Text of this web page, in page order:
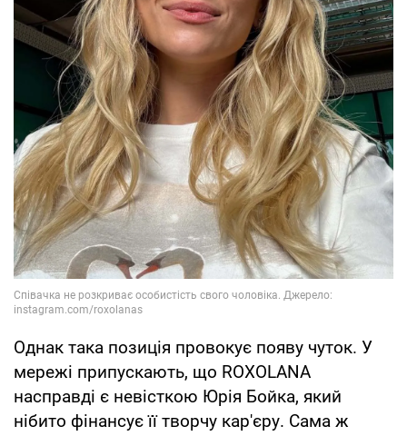
Однак така позиція провокує появу чуток. У
мережі припускають, що ROXOLANA
насправді є невісткою Юрія Бойка, який
нібито фінансує її творчу кар'єру. Сама ж